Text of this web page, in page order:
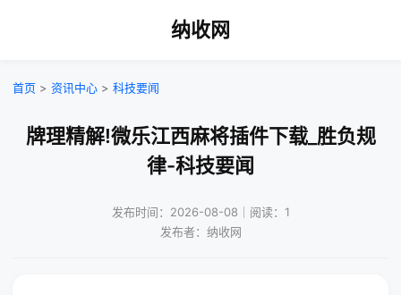
纳收网
首页 > 资讯中心 > 科技要闻
牌理精解!微乐江西麻将插件下载_胜负规
律-科技要闻
发布时间：2026-08-08｜阅读：1
发布者：纳收网